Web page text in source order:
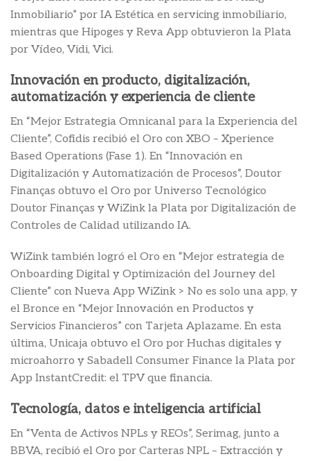
Inmobiliario” por IA Estética en servicing inmobiliario,
mientras que Hipoges y Reva App obtuvieron la Plata
por Vídeo, Vidi, Vici.
Innovación en producto, digitalización,
automatización y experiencia de cliente
En “Mejor Estrategia Omnicanal para la Experiencia del
Cliente”, Cofidis recibió el Oro con XBO – Xperience
Based Operations (Fase 1). En “Innovación en
Digitalización y Automatización de Procesos”, Doutor
Finanças obtuvo el Oro por Universo Tecnológico
Doutor Finanças y WiZink la Plata por Digitalización de
Controles de Calidad utilizando IA.
WiZink también logró el Oro en “Mejor estrategia de
Onboarding Digital y Optimización del Journey del
Cliente” con Nueva App WiZink > No es solo una app, y
el Bronce en “Mejor Innovación en Productos y
Servicios Financieros” con Tarjeta Aplazame. En esta
última, Unicaja obtuvo el Oro por Huchas digitales y
microahorro y Sabadell Consumer Finance la Plata por
App InstantCredit: el TPV que financia.
Tecnología, datos e inteligencia artificial
En “Venta de Activos NPLs y REOs”, Serimag, junto a
BBVA, recibió el Oro por Carteras NPL – Extracción y